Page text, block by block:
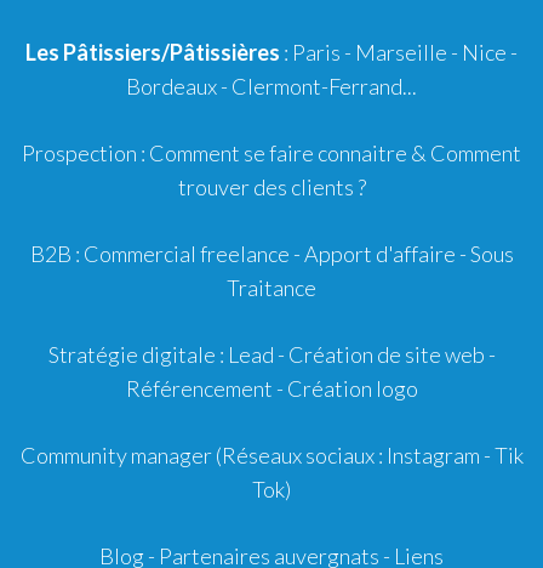
Les Pâtissiers/Pâtissières : Paris - Marseille - Nice -
Bordeaux- Clermont-Ferrand...
Prospection : Comment se faire connaitre & Comment
trouver des clients ?
B2B : Commercial freelance -Apport d'affaire - Sous
Traitance
Stratégie digitale : Lead - Création de site web -
Référencement - Création logo
Community manager(Réseaux sociaux : Instagram - Tik
Tok)
Blog - Partenaires auvergnats - Liens